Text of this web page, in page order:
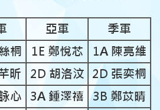
亞軍
季軍
桐 1E 鄭悅芯
1A 陳亮維
昕 2D 胡洛汶 2D 張奕桐
心 3A 鍾澤禧
3B 鄭苡晴